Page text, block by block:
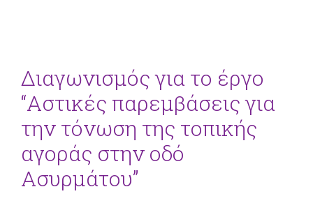
Διαγωνισμός για το έργο
“Αστικές παρεμβάσεις για
την τόνωση της τοπικής
αγοράς στην οδό
Ασυρμάτου”